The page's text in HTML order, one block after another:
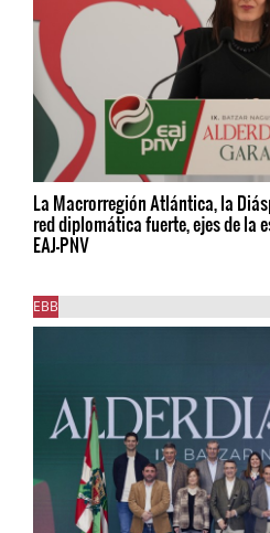
La Macrorregión Atlántica, la
red diplomática fuerte, ejes de la
EAJ-PNV
EBB